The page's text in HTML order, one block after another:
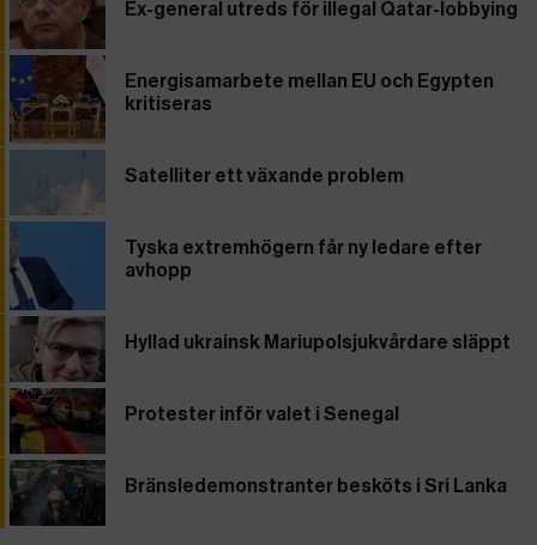
Ex-general utreds för illegal Qatar-lobbying
Energisamarbete mellan EU och Egypten
kritiseras
Satelliter ett växande problem
Tyska extremhögern får ny ledare efter
avhopp
Hyllad ukrainsk Mariupolsjukvårdare släppt
Protester inför valet i Senegal
Bränsledemonstranter besköts i Sri Lanka